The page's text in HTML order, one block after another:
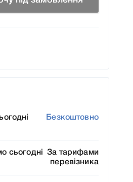
Безкоштовно
сьогодні
За тарифами
перевізника